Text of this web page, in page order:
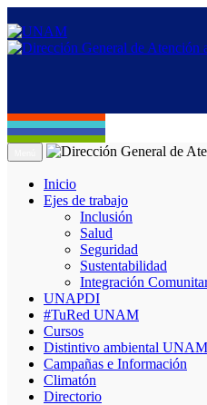
Inicio
Ejes de trabajo
Inclusión
Salud
Seguridad
Sustentabilidad
Integración
UNAPDI
#TuRed UNAM
Cursos
Distintivo ambiental UNAM
Campañas e Información
Climatón
Directorio